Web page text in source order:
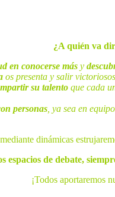
¿A quién va
en conocerse más y
os presenta y salir
su talento que cada
personas , ya sea en
con ellas.
en
espacios de debate,
¡Todos aportaremos